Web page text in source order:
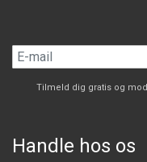
Tilmeld dig gratis og
Handle hos os